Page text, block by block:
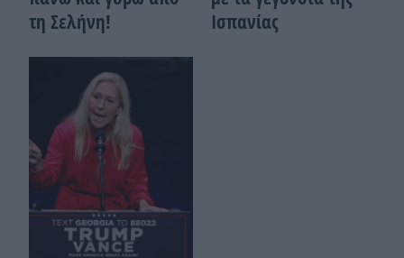
τη Σελήνη!
Ισπανίας